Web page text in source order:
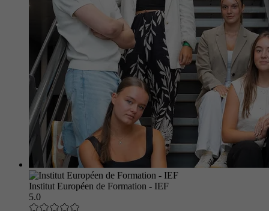
Institut Européen de Formation - IEF
5.0